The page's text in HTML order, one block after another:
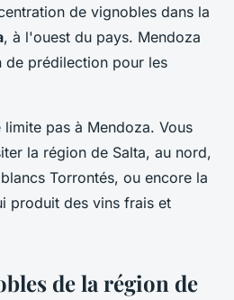
de vignobles dans la
, à l'ouest du pays. Mendoza
de prédilection pour les
pas à Mendoza. Vous
la région de Salta, au nord,
Torrontés, ou encore la
produit des vins frais et
de la région de